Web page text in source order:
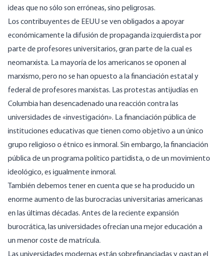
ideas que no sólo son erróneas, sino peligrosas.
Los contribuyentes de EEUU se ven obligados a apoyar
económicamente la difusión de propaganda izquierdista por
parte de profesores universitarios, gran parte de la cual es
neomarxista. La mayoría de los americanos se oponen al
marxismo, pero no se han opuesto a la financiación estatal y
federal de profesores marxistas. Las protestas antijudías en
Columbia han desencadenado una reacción contra las
universidades de «investigación». La financiación pública de
instituciones educativas que tienen como objetivo a un único
grupo religioso o étnico es inmoral. Sin embargo, la financiación
pública de un programa político partidista, o de un movimiento
ideológico, es igualmente inmoral.
También debemos tener en cuenta que se ha producido un
enorme aumento de las burocracias universitarias americanas
en las últimas décadas. Antes de la reciente expansión
burocrática, las universidades ofrecían una mejor educación a
un menor coste de matrícula.